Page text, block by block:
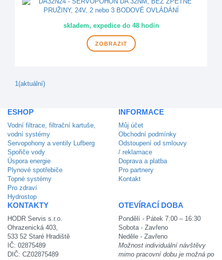
skladem, expedice do 48 hodin
ZOBRAZIT
1(aktuální)
ESHOP
Vodní filtrace, filtrační kartuše,
vodní systémy
Servopohony a ventily Lufberg
Spořiče vody
Úspora energie
Plynové spotřebiče
Topné systémy
Pro zdraví
Hydrostop
INFORMACE
Můj účet
Obchodní podmínky
Odstoupení od smlouvy
/ reklamace
Doprava a platba
Pro partnery
Kontakt
KONTAKTY
HODR Servis s.r.o.
Ohrazenická 403,
533 52 Staré Hradiště
IČ: 02875489
DIČ: CZ02875489
OTEVÍRACÍ DOBA
Pondělí - Pátek 7:00 – 16:30
Sobota - Zavřeno
Neděle - Zavřeno
Možnost individuální návštěvy
mimo pracovní dobu je možná po